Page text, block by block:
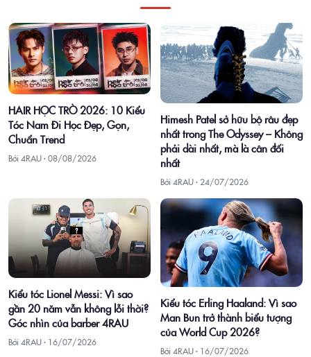
HAIR HỌC TRÒ 2026: 10 Kiểu
Tóc Nam Đi Học Đẹp, Gọn,
Chuẩn Trend
Bởi 4RAU ·08/08/2026
Himesh Patel sở hữu bộ râu đẹp
nhất trong The Odyssey – Không
phải dài nhất, mà là cân đối
nhất
Bởi 4RAU · 24/07/2026
Kiểu tóc Lionel Messi: Vì sao
gần 20 năm vẫn không lỗi thời?
Góc nhìn của barber 4RAU
Bởi 4RAU · 16/07/2026
Kiểu tóc Erling Haaland: Vì sao
Man Bun trở thành biểu tượng
của World Cup 2026?
Bởi 4RAU · 16/07/2026